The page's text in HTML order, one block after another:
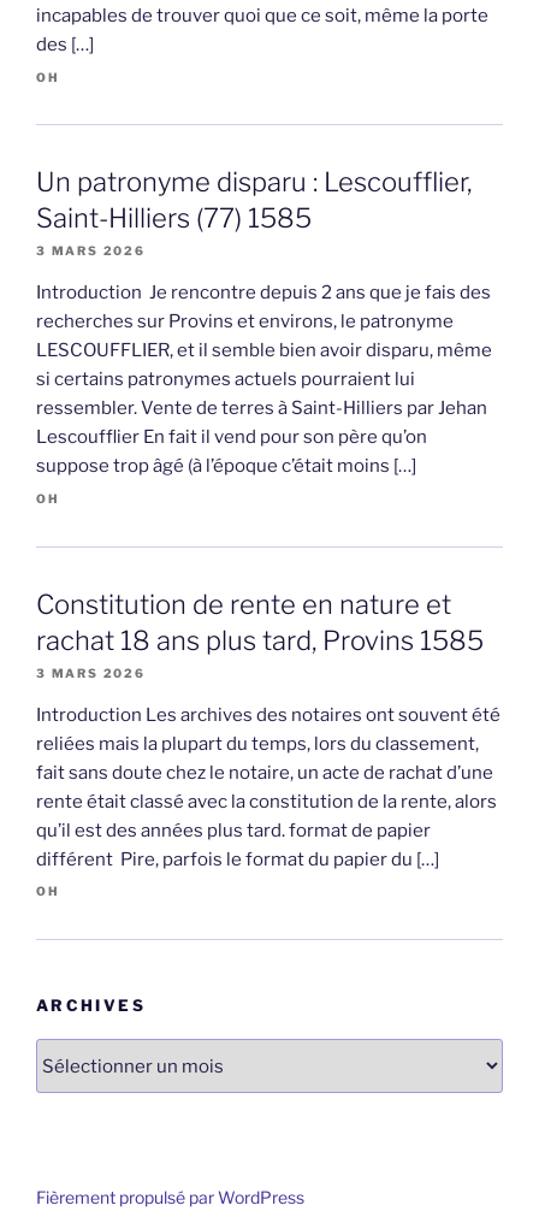
incapables de trouver quoi que ce soit, même la porte
des […]
OH
Un patronyme disparu : Lescoufflier,
Saint-Hilliers (77) 1585
3 MARS 2026
Introduction Je rencontre depuis 2 ans que je fais des
recherches sur Provins et environs, le patronyme
LESCOUFFLIER, et il semble bien avoir disparu, même
si certains patronymes actuels pourraient lui
ressembler. Vente de terres à Saint-Hilliers par Jehan
Lescoufflier En fait il vend pour son père qu’on
suppose trop âgé (à l’époque c’était moins […]
OH
Constitution de rente en nature et
rachat 18 ans plus tard, Provins 1585
3 MARS 2026
Introduction Les archives des notaires ont souvent été
reliées mais la plupart du temps, lors du classement,
fait sans doute chez le notaire, un acte de rachat d’une
rente était classé avec la constitution de la rente, alors
qu’il est des années plus tard. format de papier
différent Pire, parfois le format du papier du […]
OH
ARCHIVES
Fièrement propulsé par WordPress